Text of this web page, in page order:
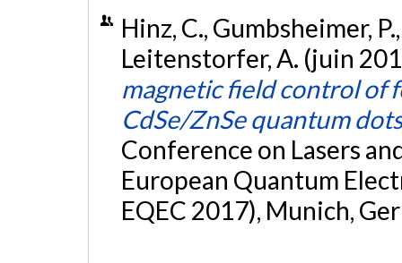
Hinz, C., Gumbsheimer,
Leitenstorfer, A. (juin
magnetic field control of
CdSe/ZnSe quantum dots
Conference on Lasers
European Quantum
EQEC 2017), Munich,